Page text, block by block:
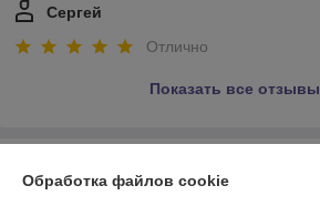
Сергей
Отлично
Показать все отзывы
Обработка файлов cookie